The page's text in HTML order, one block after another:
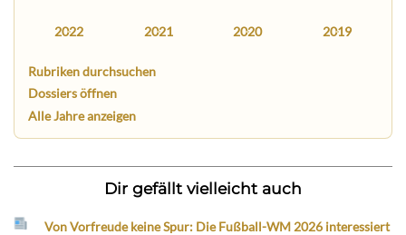
2022 2021 2020 2019
Rubriken durchsuchen
Dossiers öffnen
Alle Jahre anzeigen
Dir gefällt vielleicht auch
Von Vorfreude keine Spur: Die Fußball-WM 2026 interessiert